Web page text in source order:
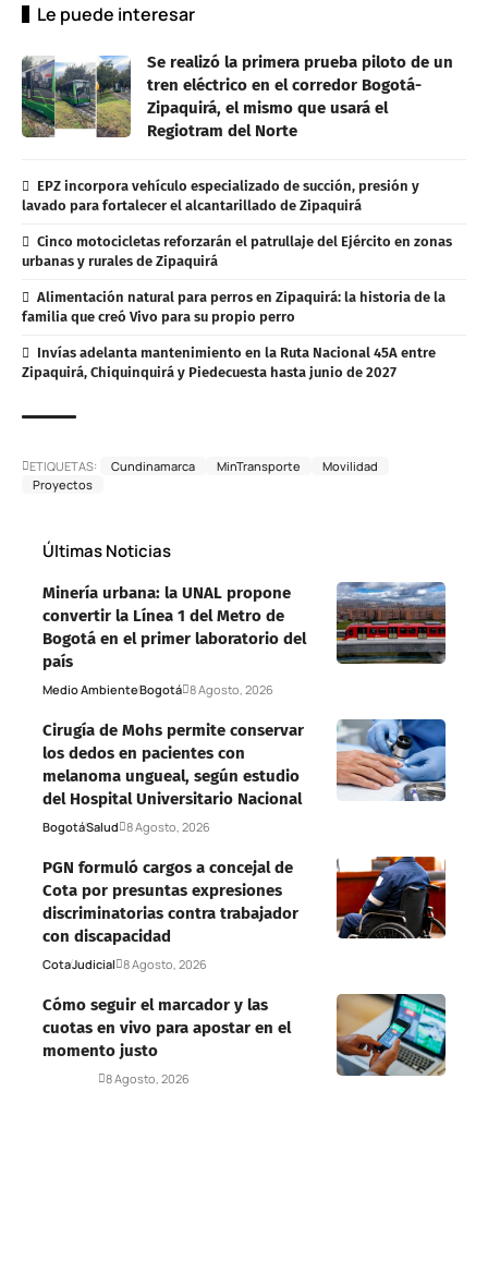
Le puede interesar
Se realizó la primera prueba piloto de un
tren eléctrico en el corredor Bogotá-
Zipaquirá, el mismo que usará el
Regiotram del Norte
EPZ incorpora vehículo especializado de succión, presión y
lavado para fortalecer el alcantarillado de Zipaquirá
Cinco motocicletas reforzarán el patrullaje del Ejército en zonas
urbanas y rurales de Zipaquirá
Alimentación natural para perros en Zipaquirá: la historia de la
familia que creó Vivo para su propio perro
Invías adelanta mantenimiento en la Ruta Nacional 45A entre
Zipaquirá, Chiquinquirá y Piedecuesta hasta junio de 2027
ETIQUETAS: Cundinamarca MinTransporte
Movilidad
Proyectos
Últimas Noticias
Minería urbana: la UNAL propone
convertir la Línea 1 del Metro de
Bogotá en el primer laboratorio del
país
Medio AmbienteBogotá 8 Agosto, 2026
Cirugía de Mohs permite conservar
los dedos en pacientes con
melanoma ungueal, según estudio
del Hospital Universitario Nacional
BogotáSalud 8 Agosto, 2026
PGN formuló cargos a concejal de
Cota por presuntas expresiones
discriminatorias contra trabajador
con discapacidad
CotaJudicial 8 Agosto, 2026
Cómo seguir el marcador y las
cuotas en vivo para apostar en el
momento justo
8 Agosto, 2026